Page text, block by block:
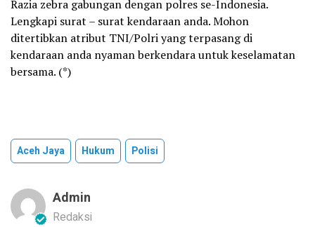
Razia zebra gabungan dengan polres se-Indonesia.
‎Lengkapi surat – surat kendaraan anda. Mohon
ditertibkan atribut TNI/Polri yang terpasang di
kendaraan anda ‎nyaman berkendara untuk keselamatan
bersama. (*)
Aceh Jaya Hukum Polisi
Admin
Redaksi